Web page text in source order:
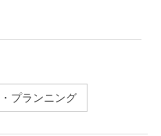
プランニング